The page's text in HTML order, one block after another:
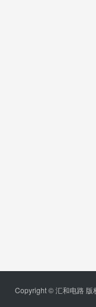
Copyright © 汇和电路 版